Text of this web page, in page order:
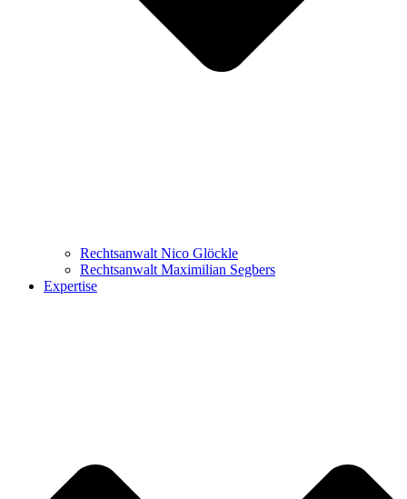
Rechtsanwalt Nico Glöckle
Rechtsanwalt Maximilian Segbers
Expertise